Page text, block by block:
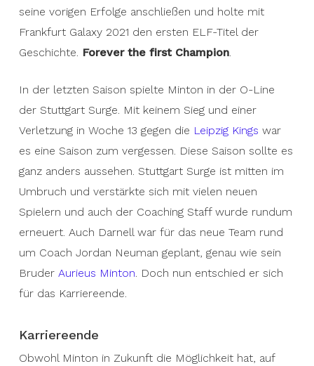
seine vorigen Erfolge anschließen und holte mit
Frankfurt Galaxy 2021 den ersten ELF-Titel der
Geschichte. Forever the first Champion.
In der letzten Saison spielte Minton in der O-Line
der Stuttgart Surge. Mit keinem Sieg und einer
Verletzung in Woche 13 gegen die Leipzig Kings war
es eine Saison zum vergessen. Diese Saison sollte es
ganz anders aussehen. Stuttgart Surge ist mitten im
Umbruch und verstärkte sich mit vielen neuen
Spielern und auch der Coaching Staff wurde rundum
erneuert. Auch Darnell war für das neue Team rund
um Coach Jordan Neuman geplant, genau wie sein
Bruder Aurieus Minton . Doch nun entschied er sich
für das Karriereende.
Karriereende
Obwohl Minton in Zukunft die Möglichkeit hat, auf